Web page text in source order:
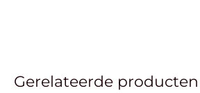
Gerelateerde producten